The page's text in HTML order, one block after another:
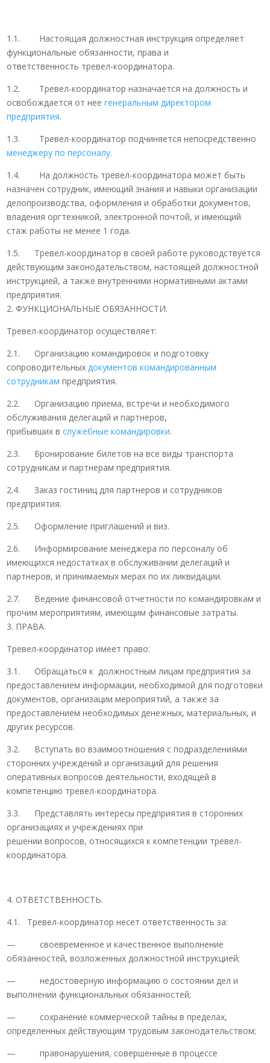
1.1. Настоящая должностная инструкция определяет
функциональные обязанности, права и
ответственность тревел-координатора.
1.2. Тревел-координатор назначается на должность и
освобождается от неегенеральным директором
предприятия.
1.3. Тревел-координатор подчиняется непосредственно
менеджеру по персоналу.
1.4. На должность тревел-координатора может быть
назначен сотрудник, имеющий знания и навыки организации
делопроизводства, оформления и обработки документов,
владения оргтехникой, электронной почтой, и имеющий
стаж работы не менее 1 года.
1.5. Тревел-координатор в своей работе руководствуется
действующим законодательством, настоящей должностной
инструкцией, а также внутренними нормативными актами
предприятия.
2. ФУНКЦИОНАЛЬНЫЕ ОБЯЗАННОСТИ.
Тревел-координатор осуществляет:
2.1. Организацию командировок и подготовку
сопроводительныхдокументов командированным
сотрудникампредприятия.
2.2. Организацию приема, встречи и необходимого
обслуживания делегаций и партнеров,
прибывших вслужебные командировки.
2.3. Бронирование билетов на все виды транспорта
сотрудникам и партнерам предприятия.
2.4. Заказ гостиниц для партнеров и сотрудников
предприятия.
2.5. Оформление приглашений и виз.
2.6. Информирование менеджера по персоналу об
имеющихся недостатках в обслуживании делегаций и
партнеров, и принимаемых мерах по их ликвидации.
2.7. Ведение финансовой отчетности по командировкам и
прочим мероприятиям, имеющим финансовые затраты.
3. ПРАВА.
Тревел-координатор имеет право:
3.1. Обращаться к должностным лицам предприятия за
предоставлением информации, необходимой для подготовки
документов, организации мероприятий, а также за
предоставлением необходимых денежных, материальных, и
других ресурсов.
3.2. Вступать во взаимоотношения с подразделениями
сторонних учреждений и организаций для решения
оперативных вопросов деятельности, входящей в
компетенцию тревел-координатора.
3.3. Представлять интересы предприятия в сторонних
организациях и учреждениях при
решении вопросов, относящихся к компетенции тревел-
координатора.
4. ОТВЕТСТВЕННОСТЬ.
4.1. Тревел-координатор несет ответственность за:
— своевременное и качественное выполнение
обязанностей, возложенных должностной инструкцией;
— недостоверную информацию о состоянии дел и
выполнении функциональных обязанностей;
— сохранение коммерческой тайны в пределах,
определенных действующим трудовым законодательством;
— правонарушения, совершенные в процессе